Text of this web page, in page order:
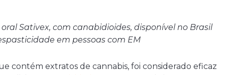
Sativex, com canabidioides, disponível no Brasil
em pessoas com EM
contém extratos de cannabis, foi considerado eficaz